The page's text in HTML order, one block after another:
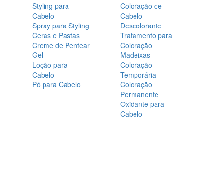
Styling para
Cabelo
Spray para Styling
Ceras e Pastas
Creme de Pentear
Gel
Loção para
Cabelo
Pó para Cabelo
Coloração de
Cabelo
Descolorante
Tratamento para
Coloração
Madeixas
Coloração
Temporária
Coloração
Permanente
Oxidante para
Cabelo